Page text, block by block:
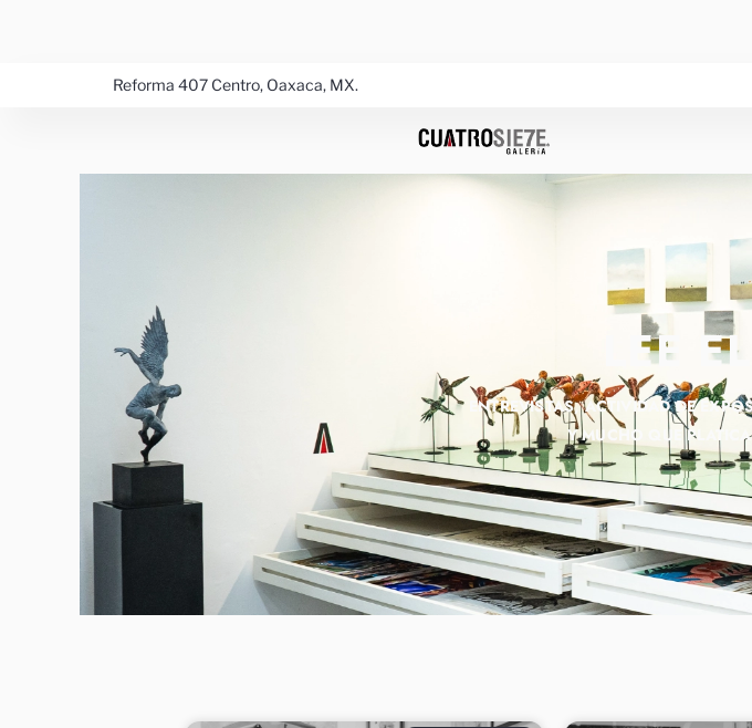
Reforma 407 Centro, Oaxaca, MX.
LEE
ENTREVISTAS, ACTIVIDAD DE
Y MUCHO QUE